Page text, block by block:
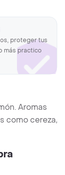
proteger tus
más practico
Aromas
como cereza,